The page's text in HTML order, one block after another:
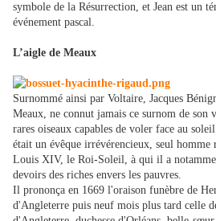
symbole de la Résurrection, et Jean est un
événement pascal.
L’aigle de Meaux
Surnommé ainsi par Voltaire, Jacques
Meaux, ne connut jamais ce surnom de son
rares oiseaux capables de voler face au
était un évêque irrévérencieux, seul
Louis XIV, le Roi-Soleil, à qui il a
devoirs des riches envers les pauvres.
Il prononça en 1669 l'oraison funèbre de
d'Angleterre puis neuf mois plus tard celle